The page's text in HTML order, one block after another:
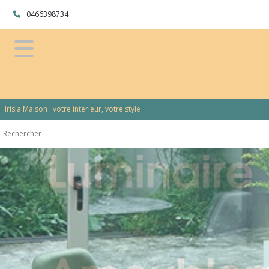
0466398734
Irisia Maison : votre intérieur, votre style